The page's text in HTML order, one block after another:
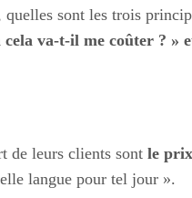
sont les trois
va-t-il me coûter ? »
de leurs clients sont le
langue pour tel jour ».